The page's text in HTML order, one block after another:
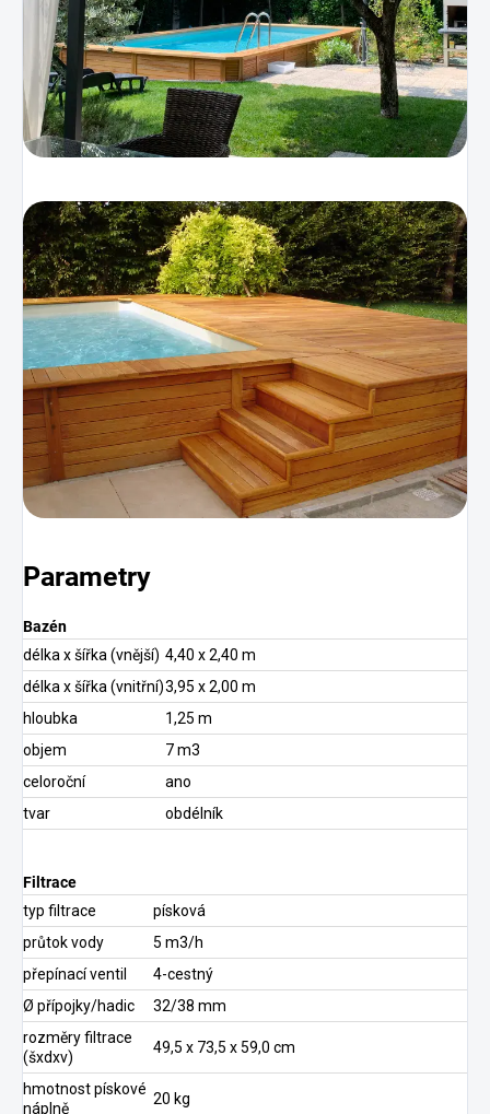
Parametry
Bazén
délka x šířka (vnější) 4,40 x 2,40 m
délka x šířka (vnitřní)3,95 x 2,00 m
hloubka
1,25 m
objem
7 m3
celoroční
ano
tvar
obdélník
Filtrace
typ filtrace
písková
průtok vody
5 m3/h
přepínací ventil
4-cestný
Ø přípojky/hadic
32/38 mm
rozměry filtrace
(šxdxv)
49,5 x 73,5 x 59,0 cm
hmotnost pískové
náplně
20 kg